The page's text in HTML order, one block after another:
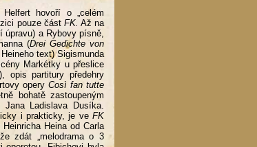
hovoří o „celém
pouze část FK. Až na
úpravu) a Rybovy písně,
(Drei Gedichte von
text) Sigismunda
Markétky u přeslice
opis partitury předehry
operyCosì fan tutte
bohatě zastoupeným
Ladislava Dusíka.
i prakticky, je ve FK
Heina od Carla
zdát „melodrama o 3